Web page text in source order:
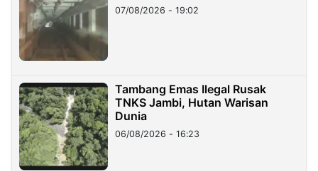
07/08/2026 - 19:02
Tambang Emas Ilegal Rusak
TNKS Jambi, Hutan Warisan
Dunia
06/08/2026 - 16:23